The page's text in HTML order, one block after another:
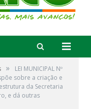
»
LEI MUNICIPAL Nº
sobre a criação e
da Secretaria
e dá outras